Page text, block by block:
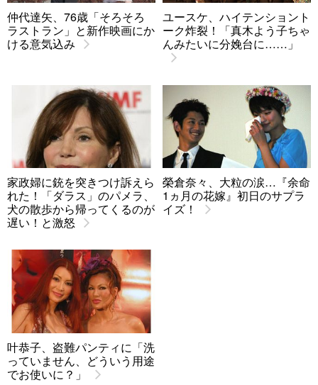
仲代達矢、76歳「そろそろ
ラストラン」と新作映画にか
ける意気込み
ユースケ、ハイテンショント
ーク炸裂！「真木よう子ちゃ
んみたいに分娩台に……」
家政婦に銃を突きつけ訴えら
れた！「ダラス」のパメラ、
犬の散歩から帰ってくるのが
遅い！と激怒
榮倉奈々、大粒の涙…『余命
1ヵ月の花嫁』初日のサプラ
イズ！
叶恭子、盗難パンティに「洗
っていません、どういう用途
でお使いに？」